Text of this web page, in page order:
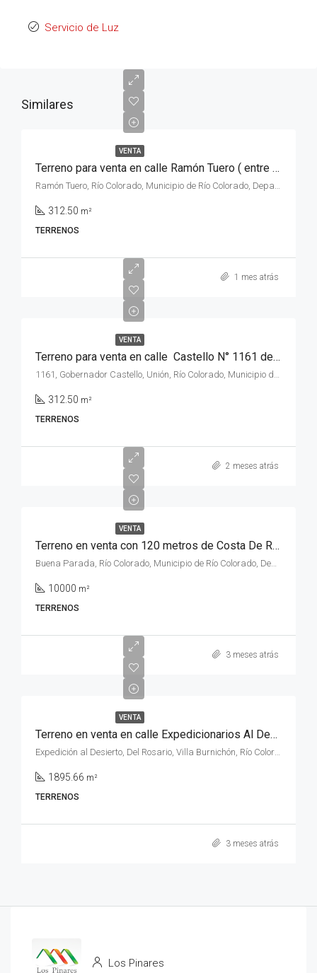
Servicio de Luz
Similares
VENTA
Terreno para venta en calle Ramón Tuero ( entre calle Castelli y calle Castello ) Sección Quintas , de la ciudad de Rio Colorado, Rio Negro.
Ramón Tuero, Río Colorado, Municipio de Río Colorado, Departamento Pichi Mahuida, Río Negro, 8138, Argentina
312.50 m²
TERRENOS
1 mes atrás
VENTA
Terreno para venta en calle Castello N° 1161 de la ciudad de Rio Colorado, provincia de Rio Negro.
1161, Gobernador Castello, Unión, Río Colorado, Municipio de Río Colorado, Departamento Pichi Mahuida, Río Negro, 8138, Argentina
312.50 m²
TERRENOS
2 meses atrás
VENTA
Terreno en venta con 120 metros de Costa De Rio en calle 18, lindero al Balneario de Buena Parada , de la ciudad de Rio Colorado, provincia de Rio Negro.
Buena Parada, Río Colorado, Municipio de Río Colorado, Departamento Pichi Mahuida, Río Negro, Argentina
10000 m²
TERRENOS
3 meses atrás
VENTA
Terreno en venta en calle Expedicionarios Al Desierto N° 325 (COSTA DE RIO) de la ciudad de Rio Colorado, provincia de Rio Negro.
Expedición al Desierto, Del Rosario, Villa Burnichón, Río Colorado, Municipio de Río Colorado, Departamento Pichi Mahuida, Río Negro, 8138, Argentina
1895.66 m²
TERRENOS
3 meses atrás
Los Pinares